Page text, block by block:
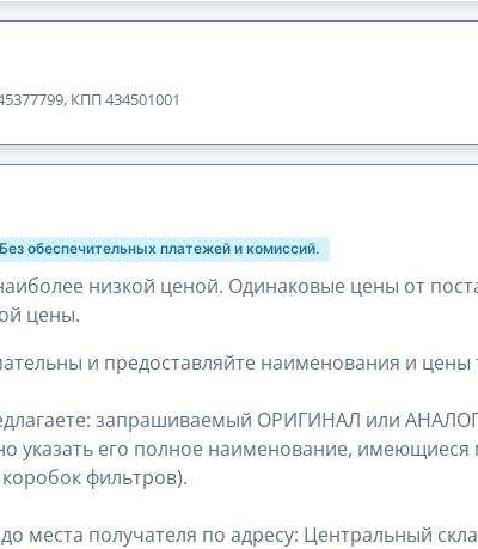
КПП 434501001
обеспечительных платежей и комиссий.
низкой ценой. Одинаковые цены от
цены.
и предоставляйте наименования и цены
запрашиваемый ОРИГИНАЛ или
его полное наименование,
фильтров).
места получателя по адресу: Центральный